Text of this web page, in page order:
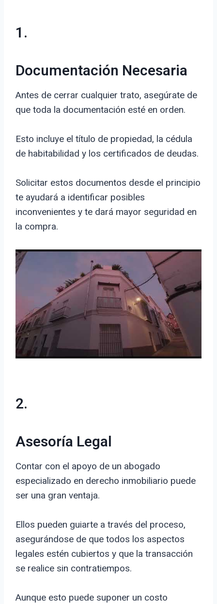
1.
Documentación Necesaria
Antes de cerrar cualquier trato, asegúrate de
que toda la documentación esté en orden.
Esto incluye el título de propiedad, la cédula
de habitabilidad y los certificados de deudas.
Solicitar estos documentos desde el principio
te ayudará a identificar posibles
inconvenientes y te dará mayor seguridad en
la compra.
2.
Asesoría Legal
Contar con el apoyo de un abogado
especializado en derecho inmobiliario puede
ser una gran ventaja.
Ellos pueden guiarte a través del proceso,
asegurándose de que todos los aspectos
legales estén cubiertos y que la transacción
se realice sin contratiempos.
Aunque esto puede suponer un costo